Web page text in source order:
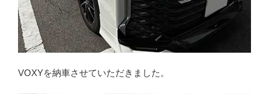
VOXYを納車させていただきました。